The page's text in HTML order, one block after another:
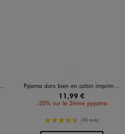
Pyjama dors bien en coton imprimé dinosaures ouverture devant par zip bébé
11,99 €
-50% sur le 2ème pyjama
4.5/5 de moyenne
(40 avis)